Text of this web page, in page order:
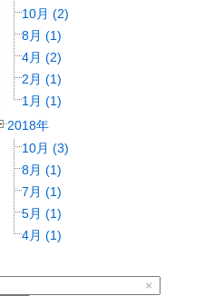
10月 (2)
8月 (1)
4月 (2)
2月 (1)
1月 (1)
2018年
10月 (3)
8月 (1)
7月 (1)
5月 (1)
4月 (1)
×